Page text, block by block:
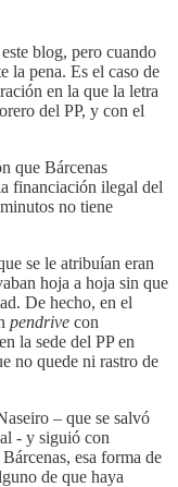
blog, pero cuando
la pena. Es el caso de
en la que la letra
del PP, y con el
que Bárcenas
financiación ilegal del
no tiene
se le atribuían eran
hoja a hoja sin que
De hecho, en el
pendrive con
la sede del PP en
no quede ni rastro de
– que se salvó
- y siguió con
esa forma de
de que haya